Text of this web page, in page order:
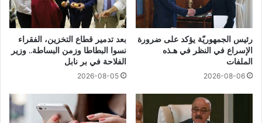
رئيس الجمهوريّة يؤكد على ضرورة
الإسراع في النظر في هـذه
الملفات
2026-08-06
بعد تدمير قطاع التخزين، الفقراء
نسوا البطاطا وزمن البساطة.. وزير
الفلاحة في بر نابل
2026-08-05